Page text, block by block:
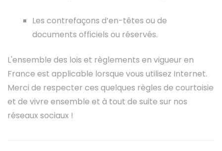
Les contrefaçons d’en-têtes ou de
documents officiels ou réservés.
L'ensemble des lois et règlements en vigueur en
France est applicable lorsque vous utilisez Internet.
Merci de respecter ces quelques règles de courtoisie
et de vivre ensemble et à tout de suite sur nos
réseaux sociaux !